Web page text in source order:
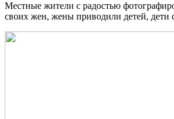
Местные жители с радостью
своих жен, жены приводили детей, дети